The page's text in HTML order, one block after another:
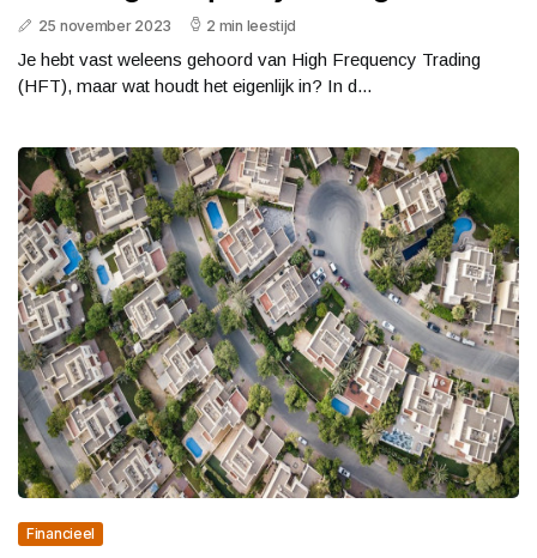
25 november 2023 2 min leestijd
Je hebt vast weleens gehoord van High Frequency Trading
(HFT), maar wat houdt het eigenlijk in? In d...
Financieel